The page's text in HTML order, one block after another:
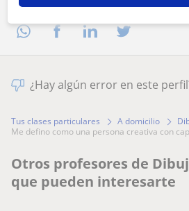
¿Hay algún error en este
Tus clases particulares A domicilio
me defino como una persona creativa con
Otros profesores de
que pueden interesarte